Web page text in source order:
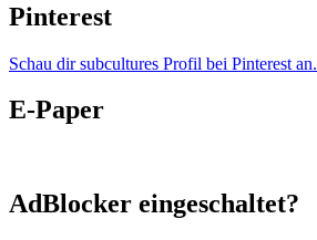
Pinterest
Schau dir subcultures Profil bei Pinterest an.
E-Paper
AdBlocker eingeschaltet?